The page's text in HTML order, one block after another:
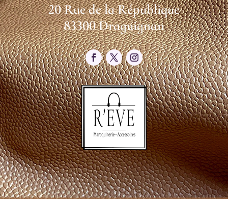
20 Rue de la République
83300 Draguignan